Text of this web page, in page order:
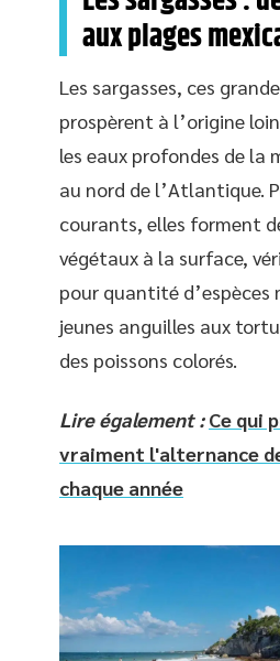
aux plages
Les sargasses, ces
prospèrent à l’origine
les eaux profondes de la
au nord de l’Atlantique.
courants, elles forment
végétaux à la surface,
pour quantité d’espèces
jeunes anguilles aux
des poissons colorés.
Lire également : Ce qui
vraiment l'alternance
chaque année